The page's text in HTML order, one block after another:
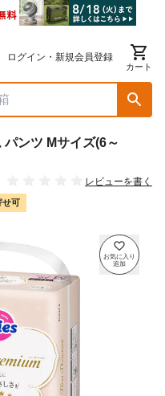
ログイン・新規会員登録
カート
ンツ Mサイズ(6～
レビューを書く
せ可